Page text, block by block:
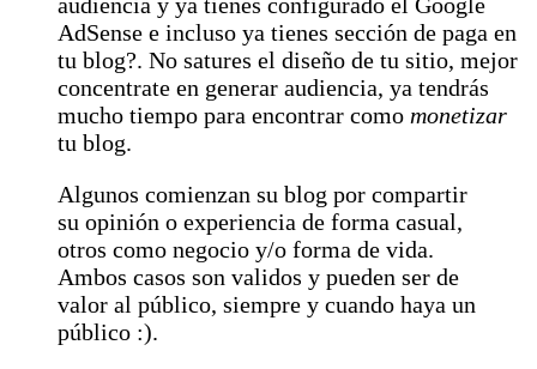
AdSense e incluso ya tienes sección de paga en
tu blog?. No satures el diseño de tu sitio, mejor
concentrate en generar audiencia, ya tendrás
mucho tiempo para encontrar como monetizar
tu blog.
Algunos comienzan su blog por compartir
su opinión o experiencia de forma casual,
otros como negocio y/o forma de vida.
Ambos casos son validos y pueden ser de
valor al público, siempre y cuando haya un
público :).